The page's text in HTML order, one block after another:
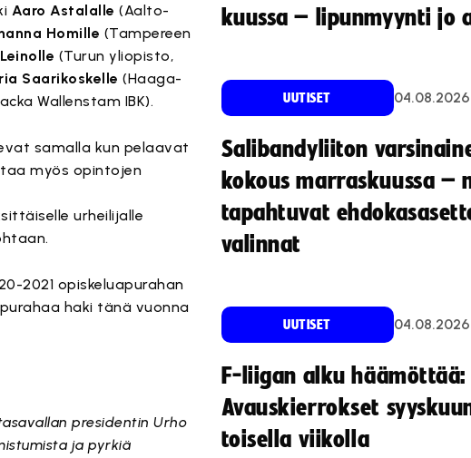
Aaro Astalalle (Aalto-
Homille (Tampereen
(Turun yliopisto,
Saarikoskelle (Haaga-
Wallenstam IBK).
samalla kun pelaavat
myös opintojen
urheilijalle
2021 opiskeluapurahan
haki tänä vuonna
presidentin Urho
ja pyrkiä
kuussa – lipunmyynti jo
UUTISET 04.08.2026
Salibandyliiton
kokous marraskuussa –
tapahtuvat
valinnat
UUTISET 04.08.2026
F-liigan alku häämöttää:
Avauskierrokset
toisella viikolla